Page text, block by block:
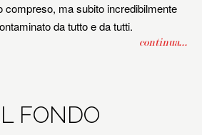
compreso, ma subito incredibilmente
da tutto e da tutti.
continua...
FONDO